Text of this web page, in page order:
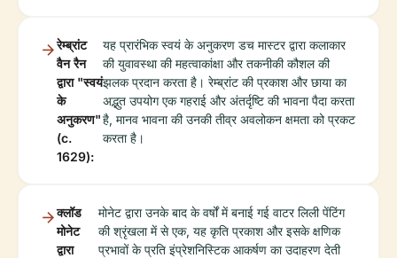
रेम्ब्रांट
वैन रैन
द्वारा "स्वयं
के
अनुकरण"
(c.
1629):
यह प्रारंभिक स्वयं के अनुकरण डच मास्टर द्वारा कलाकार
की युवावस्था की महत्वाकांक्षा और तकनीकी कौशल की
झलक प्रदान करता है। रेम्ब्रांट की प्रकाश और छाया का
अद्भुत उपयोग एक गहराई और अंतर्दृष्टि की भावना पैदा करता
है, मानव भावना की उनकी तीव्र अवलोकन क्षमता को प्रकट
करता है।
क्लॉड
मोनेट
द्वारा
मोनेट द्वारा उनके बाद के वर्षों में बनाई गई वाटर लिली पेंटिंग
की श्रृंखला में से एक, यह कृति प्रकाश और इसके क्षणिक
प्रभावों के प्रति इंप्रेशनिस्टिक आकर्षण का उदाहरण देती